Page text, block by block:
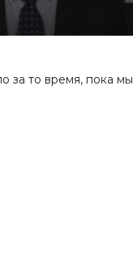
за то время, пока